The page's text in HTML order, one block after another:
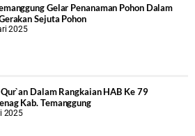
Gelar Penanaman Pohon Dalam
Sejuta Pohon
2025
Dalam Rangkaian HAB Ke 79
Kab. Temanggung
2025